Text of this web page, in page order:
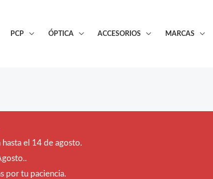
PCP ÓPTICA ACCESORIOS MARCAS
el 14 de agosto.
por tu paciencia.